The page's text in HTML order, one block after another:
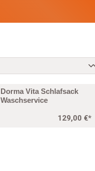
Dorma Vita Schlafsack
Waschservice
129,00 €*